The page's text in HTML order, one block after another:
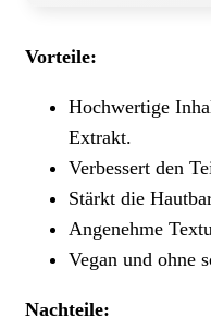
Vorteile:
Hochwertige
Extrakt.
Verbessert den
Stärkt die
Angenehme
Vegan und ohne
Nachteile: